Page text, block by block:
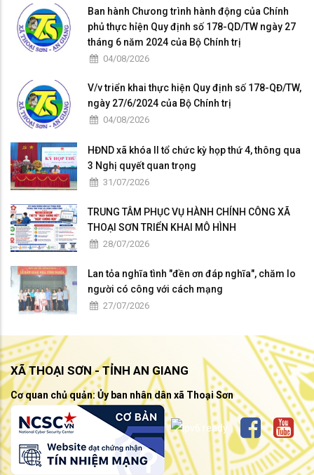
Ban hành Chưong trình hành động của Chính
phủ thực hỉện Quy định số 178-QD/TW ngày 27
tháng 6 năm 2024 của Bộ Chính trị
04/08/2026
V/v triển khai thực hiện Quy định số 178-QĐ/TW,
ngày 27/6/2024 của Bộ Chính trị
04/08/2026
HĐND xã khóa II tổ chức kỳ họp thứ 4, thông qua
3 Nghị quyết quan trọng
31/07/2026
TRUNG TÂM PHỤC VỤ HÀNH CHÍNH CÔNG XÃ
THOẠI SƠN TRIỂN KHAI MÔ HÌNH
28/07/2026
Lan tỏa nghĩa tình "đền ơn đáp nghĩa", chăm lo
người có công với cách mạng
27/07/2026
XÃ THOẠI SƠN - TỈNH AN GIANG
Cơ quan chủ quản: Ủy ban nhân dân xã Thoại Sơn